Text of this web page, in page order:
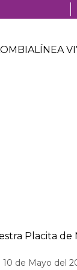
LÍNEA
Placita de
de Mayo del